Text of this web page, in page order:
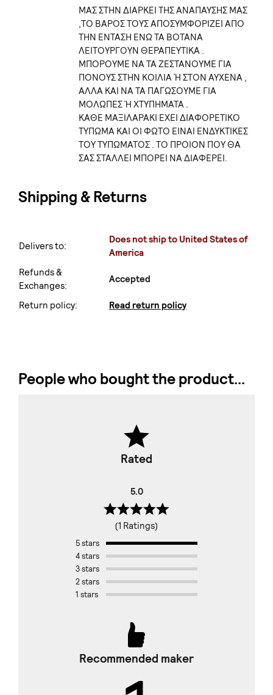
ΜΑΣ ΣΤΗΝ ΔΙΑΡΚΕΙ ΤΗΣ ΑΝΑΠΑΥΣΗΣ ΜΑΣ
,ΤΟ ΒΑΡΟΣ ΤΟΥΣ ΑΠΟΣΥΜΦΟΡΙΖΕΙ ΑΠΟ
ΤΗΝ ΕΝΤΑΣΗ ΕΝΩ ΤΑ ΒΟΤΑΝΑ
ΛΕΙΤΟΥΡΓΟΥΝ ΘΕΡΑΠΕΥΤΙΚΑ .
ΜΠΟΡΟΥΜΕ ΝΑ ΤΑ ΖΕΣΤΑΝΟΥΜΕ ΓΙΑ
ΠΟΝΟΥΣ ΣΤΗΝ ΚΟΙΛΙΑ Ή ΣΤΟΝ ΑΥΧΕΝΑ ,
ΑΛΛΑ ΚΑΙ ΝΑ ΤΑ ΠΑΓΩΣΟΥΜΕ ΓΙΑ
ΜΟΛΩΠΕΣ Ή ΧΤΥΠΗΜΑΤΑ .
ΚΑΘΕ ΜΑΞΙΛΑΡΑΚΙ ΕΧΕΙ ΔΙΑΦΟΡΕΤΙΚΟ
ΤΥΠΩΜΑ ΚΑΙ ΟΙ ΦΩΤΟ ΕΙΝΑΙ ΕΝΔΥΚΤΙΚΕΣ
ΤΟΥ ΤΥΠΩΜΑΤΟΣ . ΤΟ ΠΡΟΙΟΝ ΠΟΥ ΘΑ
ΣΑΣ ΣΤΑΛΛΕΙ ΜΠΟΡΕΙ ΝΑ ΔΙΑΦΕΡΕΙ.
Shipping & Returns
Delivers to:
Does not ship to United States of
America
Refunds &
Exchanges:
Accepted
Return policy: Read return policy
People who bought the product...
Rated
5.0
(1 Ratings)
5 stars
4 stars
3 stars
2 stars
1 stars
Recommended maker